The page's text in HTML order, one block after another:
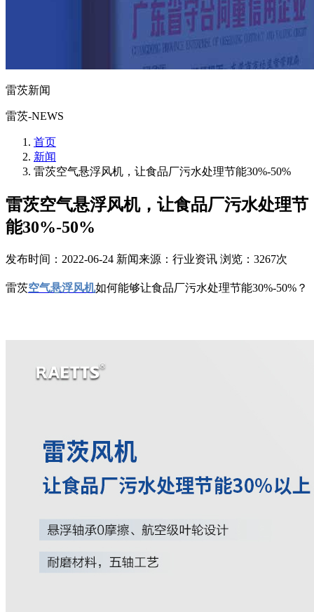
雷茨新闻
雷茨-NEWS
首页
新闻
​雷茨空气悬浮风机，让食品厂污水处理节能30%-50%
​雷茨空气悬浮风机，让食品厂污水处理节
能30%-50%
发布时间：2022-06-24 新闻来源：行业资讯 浏览：3267次
雷茨空气悬浮风机如何能够让食品厂污水处理节能30%-50%？